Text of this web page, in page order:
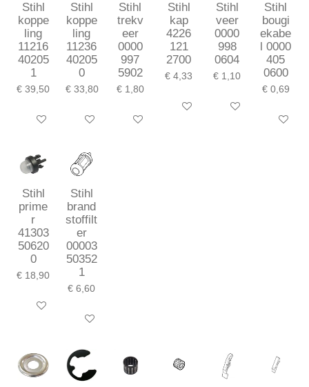
Stihl
koppe
ling
11216
40205
1
€ 39,50
In winkelwagen
Stihl
koppe
ling
11236
40205
0
€ 33,80
In winkelwagen
Stihl
trekv
eer
0000
997
5902
€ 1,80
In winkelwagen
Stihl
kap
4226
121
2700
€ 4,33
In winkelwagen
Stihl
veer
0000
998
0604
€ 1,10
In winkelwagen
Stihl
bougi
ekabe
l 0000
405
0600
€ 0,69
In
Stihl
prime
r
41303
50620
0
€ 18,90
In winkelwagen
Stihl
brand
stoffilt
er
00003
50352
1
€ 6,60
In winkelwagen